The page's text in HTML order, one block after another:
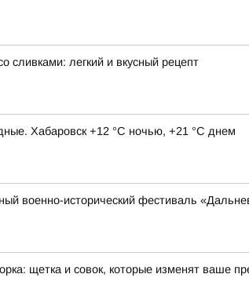
сливками: легкий и вкусный рецепт
Хабаровск +12 °C ночью, +21 °C днем
военно-исторический фестиваль
щетка и совок, которые изменят ваше